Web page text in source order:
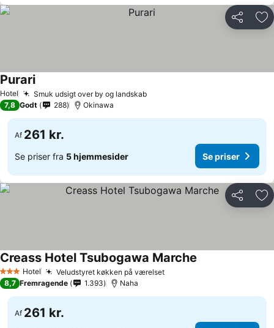
Del
Hotel Smuk udsigt over by og landskabSe priser
PurariSe priser
7,8 Godt 288 Okinawa
Af 261 kr.
Se priser fra 5 hjemmesider Se priser
Del
3 StjernerHotel Veludstyret køkken på værelsetSe priser
Creass Hotel Tsubogawa Marche
8,7 Fremragende 1.393 Naha
Af 261 kr.